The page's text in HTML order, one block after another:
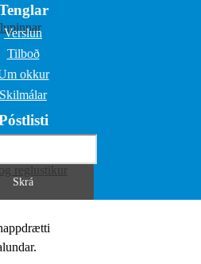
reglustikur
Verslun
Tilboð
okkur
Skilmálar